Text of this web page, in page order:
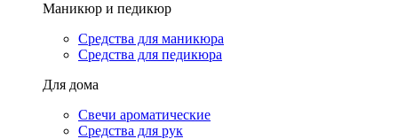
Маникюр и педикюр
Средства для маникюра
Средства для педикюра
Для дома
Свечи ароматические
Средства для рук